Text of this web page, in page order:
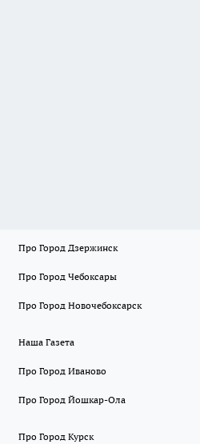
Про Город Дзержинск
Про Город Чебоксары
Про Город Новочебоксарск
Наша Газета
Про Город Иваново
Про Город Йошкар-Ола
Про Город Курск